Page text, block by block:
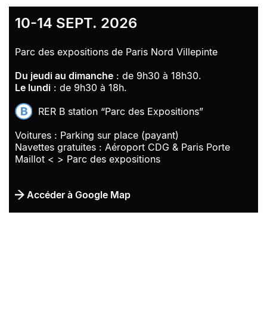
10-14 SEPT. 2026
Parc des expositions de Paris Nord Villepinte
Du jeudi au dimanche : de 9h30 à 18h30.
Le lundi : de 9h30 à 18h.
RER B station “Parc des Expositions”
Voitures : Parking sur place (payant)
Navettes gratuites : Aéroport CDG & Paris Porte
Maillot < > Parc des expositions
Accéder à Google Map